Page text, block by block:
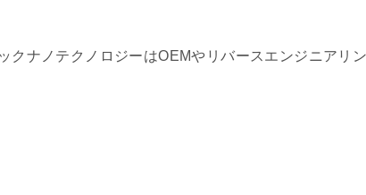
クナノテクノロジーはOEMやリバースエンジニアリ